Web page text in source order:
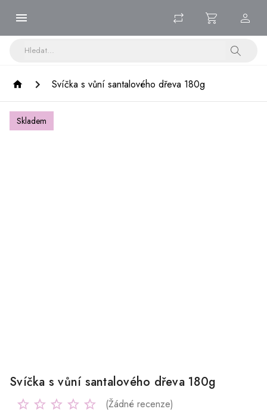
Svíčka s vůní santalového dřeva 180g
Skladem
Svíčka s vůní santalového dřeva 180g
(Žádné recenze)